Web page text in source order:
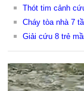
Thót tim cảnh
Cháy tòa nhà 7
Giải cứu 8 trẻ